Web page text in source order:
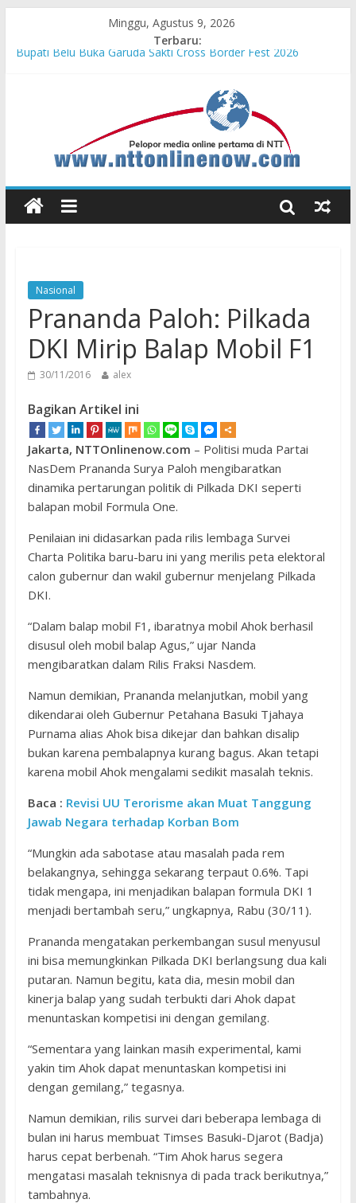
Minggu, Agustus 9, 2026
Terbaru:
Bupati Belu Buka Garuda Sakti Cross Border Fest 2026
MPM Honda Jatim Kembali Berikan Beasiswa bagi Anak Asuh
Berprestasi di Malang
MPM Honda Jatim Bersama YBSI Berikan Pemeriksaan dan
Pengobatan Gratis bagi 100 Veteran LVRI
Pertumbuhan Pariwisata
Nasional
Prananda Paloh: Pilkada
DKI Mirip Balap Mobil F1
30/11/2016 alex
Bagikan Artikel ini
Jakarta, NTTOnlinenow.com – Politisi muda Partai
NasDem Prananda Surya Paloh mengibaratkan
dinamika pertarungan politik di Pilkada DKI seperti
balapan mobil Formula One.
Penilaian ini didasarkan pada rilis lembaga Survei
Charta Politika baru-baru ini yang merilis peta elektoral
calon gubernur dan wakil gubernur menjelang Pilkada
DKI.
“Dalam balap mobil F1, ibaratnya mobil Ahok berhasil
disusul oleh mobil balap Agus,” ujar Nanda
mengibaratkan dalam Rilis Fraksi Nasdem.
Namun demikian, Prananda melanjutkan, mobil yang
dikendarai oleh Gubernur Petahana Basuki Tjahaya
Purnama alias Ahok bisa dikejar dan bahkan disalip
bukan karena pembalapnya kurang bagus. Akan tetapi
karena mobil Ahok mengalami sedikit masalah teknis.
Baca : Revisi UU Terorisme akan Muat Tanggung
Jawab Negara terhadap Korban Bom
“Mungkin ada sabotase atau masalah pada rem
belakangnya, sehingga sekarang terpaut 0.6%. Tapi
tidak mengapa, ini menjadikan balapan formula DKI 1
menjadi bertambah seru,” ungkapnya, Rabu (30/11).
Prananda mengatakan perkembangan susul menyusul
ini bisa memungkinkan Pilkada DKI berlangsung dua kali
putaran. Namun begitu, kata dia, mesin mobil dan
kinerja balap yang sudah terbukti dari Ahok dapat
menuntaskan kompetisi ini dengan gemilang.
“Sementara yang lainkan masih experimental, kami
yakin tim Ahok dapat menuntaskan kompetisi ini
dengan gemilang,” tegasnya.
Namun demikian, rilis survei dari beberapa lembaga di
bulan ini harus membuat Timses Basuki-Djarot (Badja)
harus cepat berbenah. “Tim Ahok harus segera
mengatasi masalah teknisnya di pada track berikutnya,”
tambahnya.